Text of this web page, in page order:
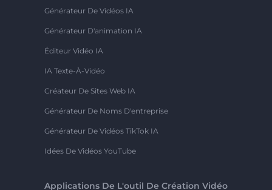
Générateur De Vidéos IA
Générateur D'animation IA
Éditeur Vidéo IA
IA Texte-À-Vidéo
Créateur De Sites Web IA
Générateur De Noms D'entreprise
Générateur De Vidéos TikTok IA
Idées De Vidéos YouTube
Applications De L'outil De Création Vidéo